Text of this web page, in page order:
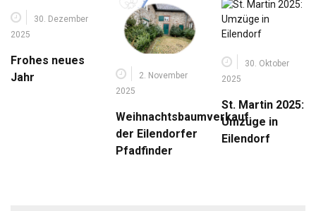
30. Dezember
2025
Frohes neues
Jahr
2. November
2025
Weihnachtsbaumverkauf
der Eilendorfer
Pfadfinder
30. Oktober
2025
St. Martin 2025:
Umzüge in
Eilendorf